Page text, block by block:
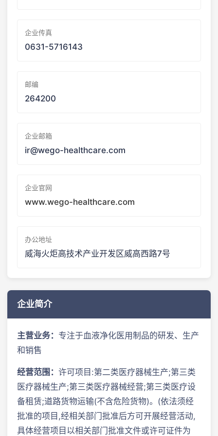
企业传真
0631-5716143
邮编
264200
企业邮箱
ir@wego-healthcare.com
企业官网
www.wego-healthcare.com
办公地址
威海火炬高技术产业开发区威高西路7号
企业简介
主营业务： 专注于血液净化医用制品的研发、生产
和销售
经营范围： 许可项目:第二类医疗器械生产;第三类
医疗器械生产;第三类医疗器械经营;第三类医疗设
备租赁;道路货物运输(不含危险货物)。(依法须经
批准的项目,经相关部门批准后方可开展经营活动,
具体经营项目以相关部门批准文件或许可证件为